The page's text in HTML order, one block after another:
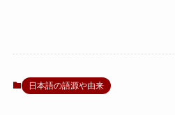
日本語の語源や由来